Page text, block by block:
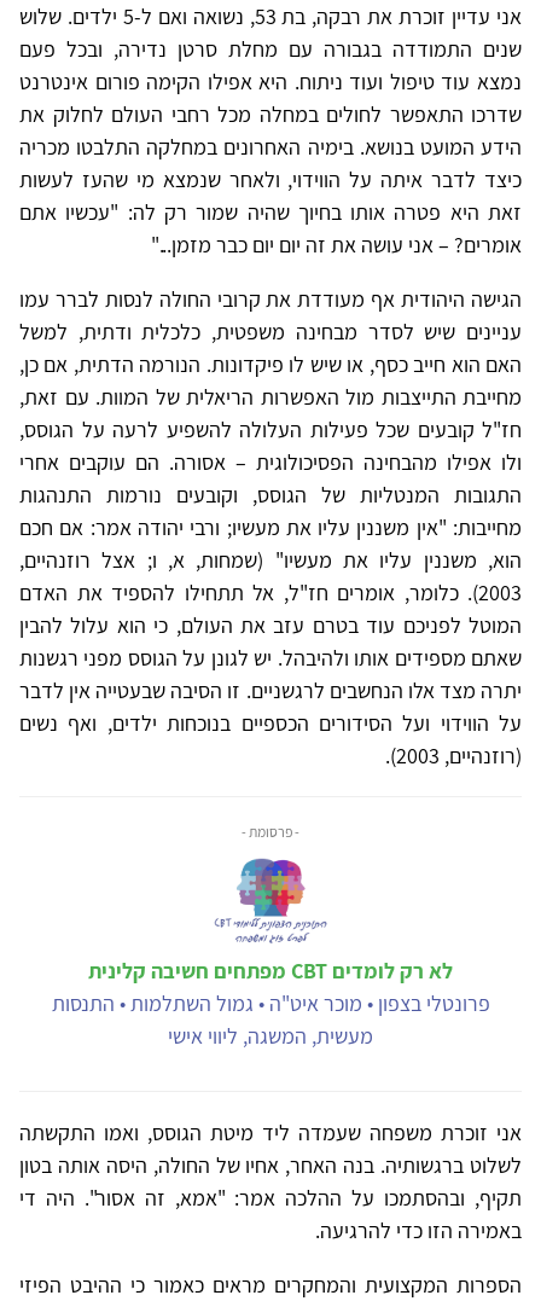
אני עדיין זוכרת את רבקה, בת 53, נשואה ואם ל-5 ילדים. שלוש
שנים התמודדה בגבורה עם מחלת סרטן נדירה, ובכל פעם
נמצא עוד טיפול ועוד ניתוח. היא אפילו הקימה פורום אינטרנט
שדרכו התאפשר לחולים במחלה מכל רחבי העולם לחלוק את
הידע המועט בנושא. בימיה האחרונים במחלקה התלבטו מכריה
כיצד לדבר איתה על הווידוי, ולאחר שנמצא מי שהעז לעשות
זאת היא פטרה אותו בחיוך שהיה שמור רק לה: "עכשיו אתם
אומרים? – אני עושה את זה יום יום כבר מזמן..."
הגישה היהודית אף מעודדת את קרובי החולה לנסות לברר עמו
עניינים שיש לסדר מבחינה משפטית, כלכלית ודתית, למשל
האם הוא חייב כסף, או שיש לו פיקדונות. הנורמה הדתית, אם כן,
מחייבת התייצבות מול האפשרות הריאלית של המוות. עם זאת,
חז"ל קובעים שכל פעילות העלולה להשפיע לרעה על הגוסס,
ולו אפילו מהבחינה הפסיכולוגית – אסורה. הם עוקבים אחרי
התגובות המנטליות של הגוסס, וקובעים נורמות התנהגות
מחייבות: "אין משננין עליו את מעשיו; ורבי יהודה אמר: אם חכם
הוא, משננין עליו את מעשיו" (שמחות, א, ו; אצל רוזנהיים,
2003). כלומר, אומרים חז"ל, אל תתחילו להספיד את האדם
המוטל לפניכם עוד בטרם עזב את העולם, כי הוא עלול להבין
שאתם מספידים אותו ולהיבהל. יש לגונן על הגוסס מפני רגשנות
יתרה מצד אלו הנחשבים לרגשניים. זו הסיבה שבעטייה אין לדבר
על הווידוי ועל הסידורים הכספיים בנוכחות ילדים, ואף נשים
(רוזנהיים, 2003).
- פרסומת -
לא רק לומדים CBT מפתחים חשיבה קלינית
פרונטלי בצפון • מוכר איט"ה • גמול השתלמות • התנסות
מעשית, המשגה, ליווי אישי
אני זוכרת משפחה שעמדה ליד מיטת הגוסס, ואמו התקשתה
לשלוט ברגשותיה. בנה האחר, אחיו של החולה, היסה אותה בטון
תקיף, ובהסתמכו על ההלכה אמר: "אמא, זה אסור". היה די
באמירה הזו כדי להרגיעה.
הספרות המקצועית והמחקרים מראים כאמור כי ההיבט הפיזי